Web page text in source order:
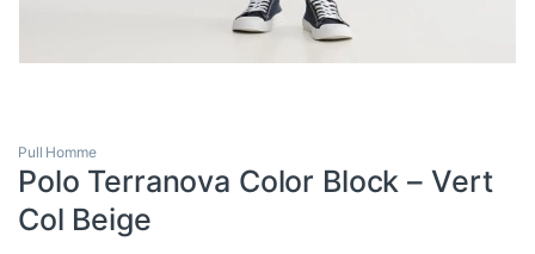
Pull Homme
Polo Terranova Color Block – Vert
Col Beige